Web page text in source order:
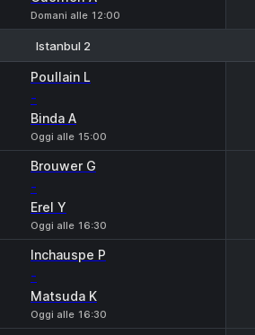
Domani alle 12:00
Istanbul 2
Poullain L
-
Binda A
Oggi alle 15:00
Brouwer G
-
Erel Y
Oggi alle 16:30
Inchauspe P
-
Matsuda K
Oggi alle 16:30